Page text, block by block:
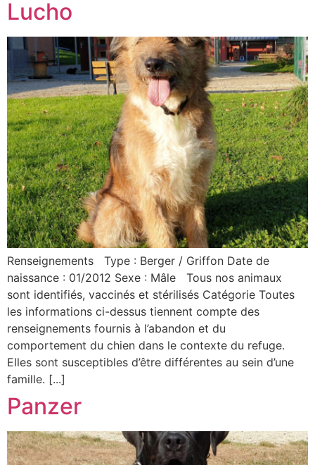
Lucho
Renseignements Type : Berger / Griffon Date de
naissance : 01/2012 Sexe : Mâle Tous nos animaux
sont identifiés, vaccinés et stérilisés Catégorie Toutes
les informations ci-dessus tiennent compte des
renseignements fournis à l’abandon et du
comportement du chien dans le contexte du refuge.
Elles sont susceptibles d’être différentes au sein d’une
famille. [...]
Panzer